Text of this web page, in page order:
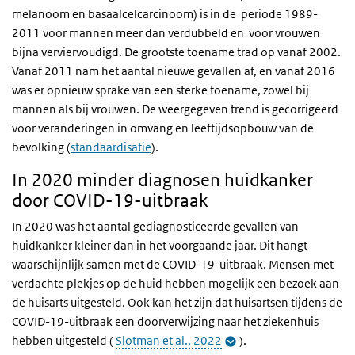
melanoom en basaalcelcarcinoom) is in de periode 1989-
2011 voor mannen meer dan verdubbeld en voor vrouwen
bijna verviervoudigd. De grootste toename trad op vanaf 2002.
Vanaf 2011 nam het aantal nieuwe gevallen af, en vanaf 2016
was er opnieuw sprake van een sterke toename, zowel bij
mannen als bij vrouwen. De weergegeven trend is gecorrigeerd
voor veranderingen in omvang en leeftijdsopbouw van de
bevolking (standaardisatie).
In 2020 minder diagnosen huidkanker
door COVID-19-uitbraak
In 2020 was het aantal gediagnosticeerde gevallen van
huidkanker kleiner dan in het voorgaande jaar. Dit hangt
waarschijnlijk samen met de COVID-19-uitbraak. Mensen met
verdachte plekjes op de huid hebben mogelijk een bezoek aan
de huisarts uitgesteld. Ook kan het zijn dat huisartsen tijdens de
COVID-19-uitbraak een doorverwijzing naar het ziekenhuis
hebben uitgesteld ( Slotman et al., 2022 ).